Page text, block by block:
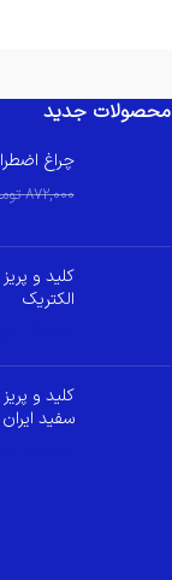
محصولات جدید
چراغ
872,000
کلید و
الکتریک
کلید و
سفید